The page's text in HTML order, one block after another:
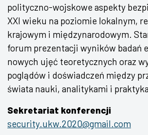
polityczno-wojskowe aspekty
XXI wieku na poziomie lokalnym,
krajowym i międzynarodowym.
forum prezentacji wyników badań
nowych ujęć teoretycznych oraz
poglądów i doświadczeń między
świata nauki, analitykami i
Sekretariat konferencji
security.ukw.2020@gmail.com